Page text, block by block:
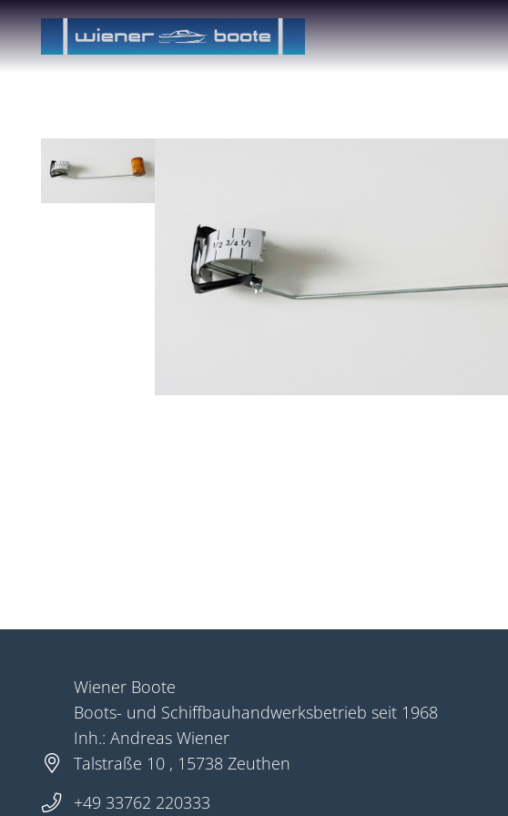
Wiener Boote
Boots- und Schiffbauhandwerksbetrieb seit 1968
Inh.: Andreas Wiener
Talstraße 10 , 15738 Zeuthen
+49 33762 220333